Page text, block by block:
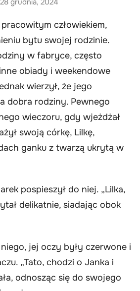
człowiekiem,
bytu swojej rodzinie.
w fabryce, często
obiady i weekendowe
wierzył, że jego
dobra rodziny. Pewnego
wieczoru, gdy wjeżdżał
swoją córkę, Lilkę,
ganku z twarzą ukrytą w
pospieszył do niej. „Lilka,
delikatnie, siadając obok
niego, jej oczy były czerwone i
„Tato, chodzi o Janka i
odnosząc się do swojego